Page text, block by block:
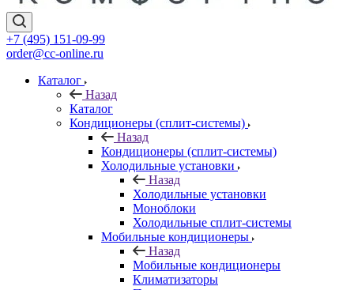
+7 (495) 151-09-99
order@cc-online.ru
Каталог
Назад
Каталог
Кондиционеры (сплит-системы)
Назад
Кондиционеры (сплит-системы)
Холодильные установки
Назад
Холодильные установки
Моноблоки
Холодильные сплит-системы
Мобильные кондиционеры
Назад
Мобильные кондиционеры
Климатизаторы